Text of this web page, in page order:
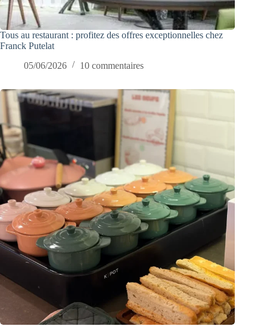
Tous au restaurant : profitez des offres exceptionnelles chez
Franck Putelat
05/06/2026
10 commentaires